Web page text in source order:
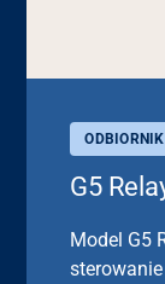
ODBIORNIK
G5
Model G5